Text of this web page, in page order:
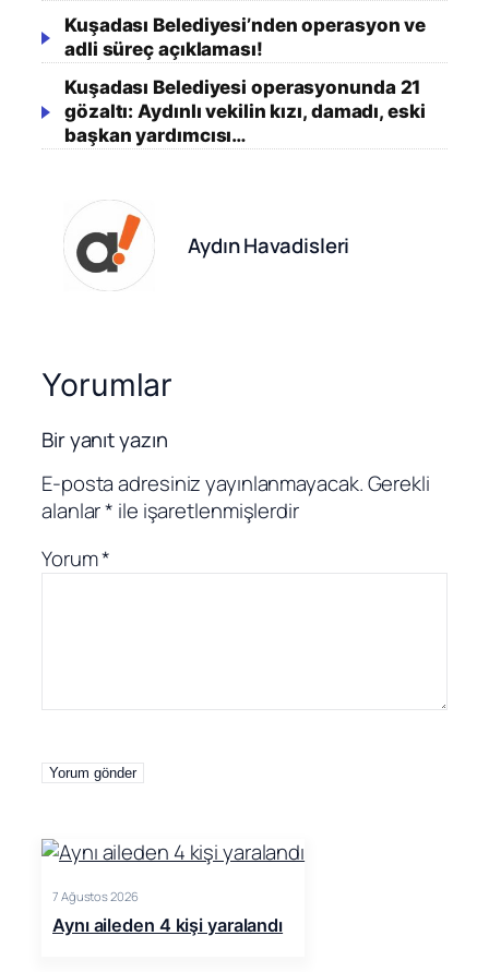
Kuşadası Belediyesi’nden operasyon ve
adli süreç açıklaması!
Kuşadası Belediyesi operasyonunda 21
gözaltı: Aydınlı vekilin kızı, damadı, eski
başkan yardımcısı…
Aydın Havadisleri
Yorumlar
Bir yanıt yazın
E-posta adresiniz yayınlanmayacak.Gerekli
alanlar* ile işaretlenmişlerdir
Yorum*
7 Ağustos 2026
Aynı aileden 4 kişi yaralandı